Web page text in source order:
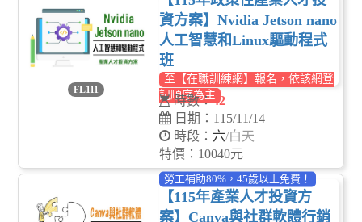
FL111
資方案】Nvidia Jetson nano
人工智慧和Linux驅動程式
班
至【在職訓練網】報名，依該網登
記順序為主
時數：42
日期：115/11/14
時段： 六/白天
特價：10040元
勞工補助80%，45歲以上免費！
【115年產業人才投資方
案】Canva與社群軟體行銷